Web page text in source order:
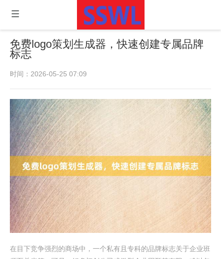
免费logo策划生成器，快速创建专属品牌
标志
时间：2026-05-25 07:09
在目下竞争强烈的商场中，一个私有且专科的品牌标志关于企业班